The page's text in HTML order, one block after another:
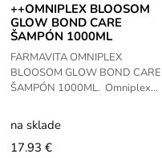
++OMNIPLEX BLOOSOM
GLOW BOND CARE
ŠAMPÓN 1000ML
FARMAVITA OMNIPLEX
BLOOSOM GLOW BOND CARE
ŠAMPÓN 1000ML. Omniplex
ŠAMPÓN A MASKA BOND CARE
SHAMPOO s Omniplex Tech a
rastlinným
na sklade
17.93 €